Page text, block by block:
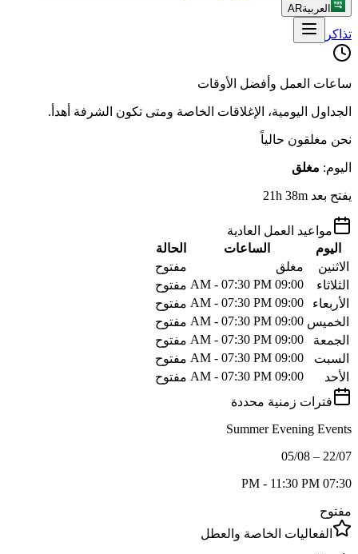
العربيةAR
تذاكر
ساعات العمل وأفضل الأوقات
الجداول اليومية، الإغلاقات الخاصة ومتى تكون الشرفة أهدأ.
نحن مغلقون حالياً
اليوم: مغلق
يفتح بعد 21h 38m
مواعيد العمل العادية
اليوم
الساعات
الحالة
الاثنين
مغلق
مفتوح
الثلاثاء
09:00 AM - 07:30 PM
مفتوح
الأربعاء
09:00 AM - 07:30 PM
مفتوح
الخميس 09:00 AM - 07:30 PM
مفتوح
الجمعة
09:00 AM - 07:30 PM
مفتوح
السبت
09:00 AM - 07:30 PM
مفتوح
الأحد
09:00 AM - 07:30 PM
مفتوح
فترات زمنية محددة
Summer Evening Events
22/07 – 05/08
07:30 PM - 11:30 PM
مفتوح
الفعاليات الخاصة والعطل